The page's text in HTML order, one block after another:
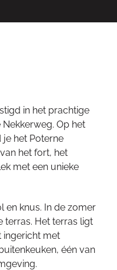
in het prachtige
Op het
het Poterne
het fort, het
met een unieke
en knus. In de zomer
terras. Het terras ligt
ingericht met
één van